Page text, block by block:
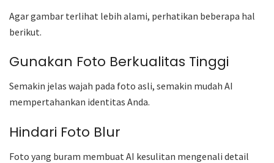
Agar gambar terlihat lebih alami, perhatikan beberapa hal
berikut.
Gunakan Foto Berkualitas Tinggi
Semakin jelas wajah pada foto asli, semakin mudah AI
mempertahankan identitas Anda.
Hindari Foto Blur
Foto yang buram membuat AI kesulitan mengenali detail